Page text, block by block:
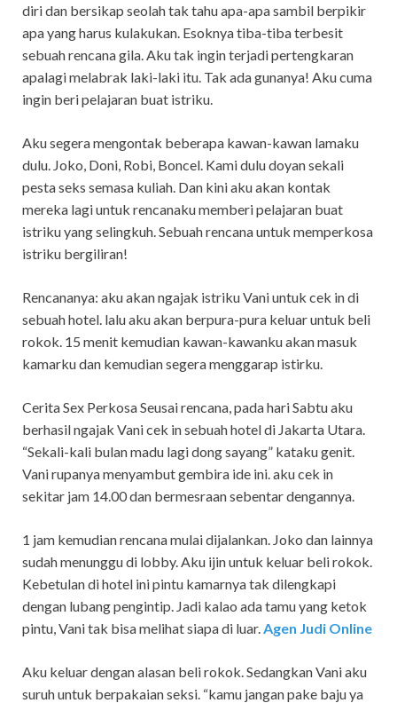
diri dan bersikap seolah tak tahu apa-apa sambil berpikir
apa yang harus kulakukan. Esoknya tiba-tiba terbesit
sebuah rencana gila. Aku tak ingin terjadi pertengkaran
apalagi melabrak laki-laki itu. Tak ada gunanya! Aku cuma
ingin beri pelajaran buat istriku.
Aku segera mengontak beberapa kawan-kawan lamaku
dulu. Joko, Doni, Robi, Boncel. Kami dulu doyan sekali
pesta seks semasa kuliah. Dan kini aku akan kontak
mereka lagi untuk rencanaku memberi pelajaran buat
istriku yang selingkuh. Sebuah rencana untuk memperkosa
istriku bergiliran!
Rencananya: aku akan ngajak istriku Vani untuk cek in di
sebuah hotel. lalu aku akan berpura-pura keluar untuk beli
rokok. 15 menit kemudian kawan-kawanku akan masuk
kamarku dan kemudian segera menggarap istirku.
Cerita Sex Perkosa Seusai rencana, pada hari Sabtu aku
berhasil ngajak Vani cek in sebuah hotel di Jakarta Utara.
“Sekali-kali bulan madu lagi dong sayang” kataku genit.
Vani rupanya menyambut gembira ide ini. aku cek in
sekitar jam 14.00 dan bermesraan sebentar dengannya.
1 jam kemudian rencana mulai dijalankan. Joko dan lainnya
sudah menunggu di lobby. Aku ijin untuk keluar beli rokok.
Kebetulan di hotel ini pintu kamarnya tak dilengkapi
dengan lubang pengintip. Jadi kalao ada tamu yang ketok
pintu, Vani tak bisa melihat siapa di luar.Agen Judi Online
Aku keluar dengan alasan beli rokok. Sedangkan Vani aku
suruh untuk berpakaian seksi. “kamu jangan pake baju ya